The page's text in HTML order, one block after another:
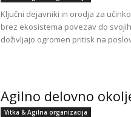
Ključni dejavniki in orodja za
brez ekosistema povezav do
doživljajo ogromen pritisk na
Agilno delovno
Vitka & Agilna organizacija